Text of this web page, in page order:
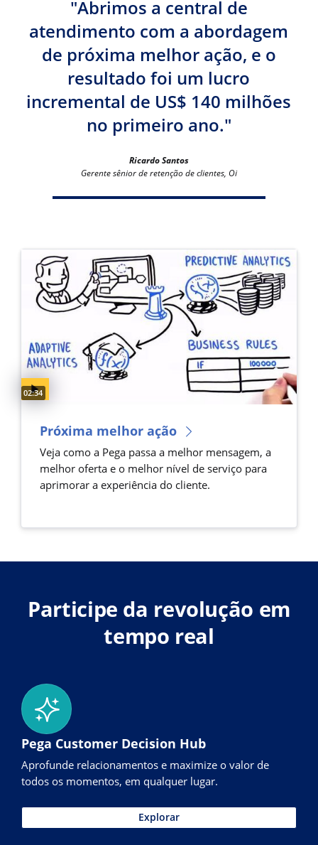
"Abrimos a central de
atendimento com a abordagem
de próxima melhor ação, e o
resultado foi um lucro
incremental de US$ 140 milhões
no primeiro ano."
Ricardo Santos
Gerente sênior de retenção de clientes, Oi
Video duration:
02:34
Próxima melhor ação
Veja como a Pega passa a melhor mensagem, a
melhor oferta e o melhor nível de serviço para
aprimorar a experiência do cliente.
Participe da revolução em
tempo real
Pega Customer Decision Hub
Aprofunde relacionamentos e maximize o valor de
todos os momentos, em qualquer lugar.
Explorar